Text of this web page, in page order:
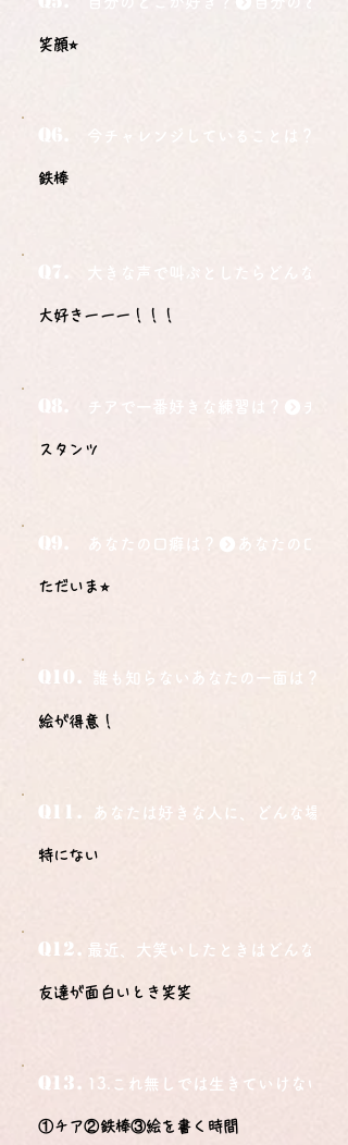
笑顔⭐︎
今チャレンジしていることは？
鉄棒
大きな声で叫ぶとしたらどんな言葉
大好きーーー！！！
Q8. チアで一番好きな練習は？
スタンツ
Q9. あなたの口癖は？
ただいま⭐︎
Q10. 誰も知らないあなたの一面は？
絵が得意！
Q11. あなたは好きな人に、どんな場所
特にない
Q12. 最近、大笑いしたときはどんな時？
友達が面白いとき笑笑
Q13. 13.これ無しでは生きていけないモ
①チア②鉄棒③絵を書く時間